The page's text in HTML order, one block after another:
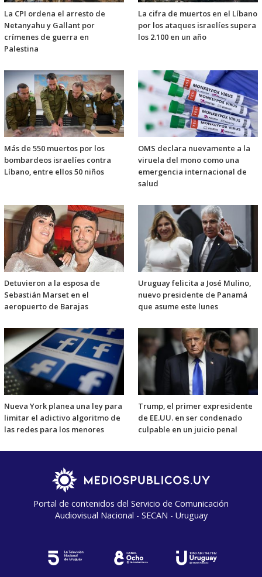
La CPI ordena el arresto de
Netanyahu y Gallant por
crímenes de guerra en
Palestina
La cifra de muertos en el Líbano
por los ataques israelíes supera
los 2.100 en un año
Más de 550 muertos por los
bombardeos israelíes contra
Líbano, entre ellos 50 niños
OMS declara nuevamente a la
viruela del mono como una
emergencia internacional de
salud
Detuvieron a la esposa de
Sebastián Marset en el
aeropuerto de Barajas
Uruguay felicita a José Mulino,
nuevo presidente de Panamá
que asume este lunes
Nueva York planea una ley para
limitar el adictivo algoritmo de
las redes para los menores
Trump, el primer expresidente
de EE.UU. en ser condenado
culpable en un juicio penal
Portal de contenidos del Servicio de Comunicación
Audiovisual Nacional - SECAN - Uruguay